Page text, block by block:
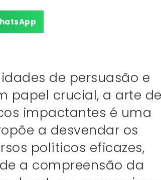
de persuasão e
papel crucial, a arte
impactantes é uma
a desvendar os
políticos eficazes,
a compreensão da